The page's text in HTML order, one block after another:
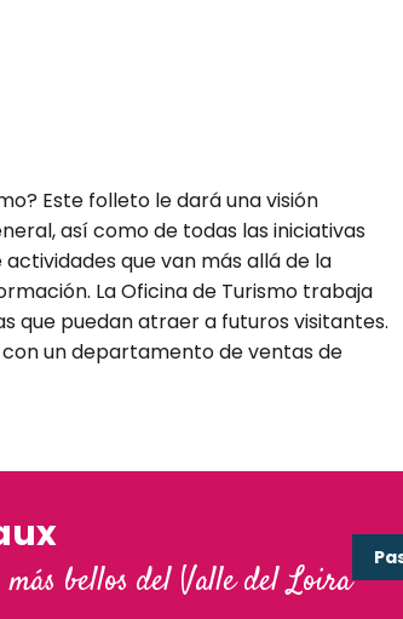
Este folleto le dará una visión
así como de todas las iniciativas
que van más allá de la
La Oficina de Turismo trabaja
que puedan atraer a futuros visitantes.
un departamento de ventas de
bellos del Valle del Loira